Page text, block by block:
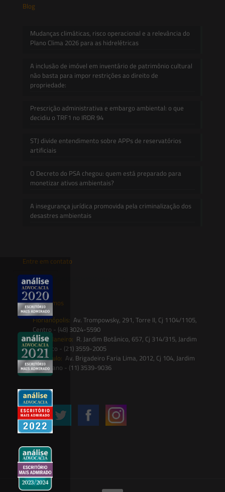
Blog
Mudanças climáticas, risco operacional e a relevância do
Plano Clima 2026 para as hidrelétricas
A inclusão de imóvel em inventário de patrimônio cultural
não basta para impor restrições ao direito de
propriedade:
Prescrição administrativa e embargo ambiental: o que
decidiu o TRF1 no IRDR 94
STJ divide entendimento sobre APPs de reservatórios
artificiais
O Decreto do PSA chegou: quem está preparado para
monetizar ativos ambientais?
A insegurança jurídica promovida pela criminalização dos
desastres ambientais
Entre em contato
contato@saesadvogados.com.br
Onde estamos
Florianópolis: Av. Trompowsky, 291, Torre II, Cj 1104/1105,
Centro - (48) 3024-5590
Rio de Janeiro: R. Jardim Botânico, 657, Cj 314/315, Jardim
Botânico - (21) 3559-2005
São Paulo: Av. Brigadeiro Faria Lima, 2012, Cj 104, Jardim
Paulistano - (11) 3539-9036
Siga-nos